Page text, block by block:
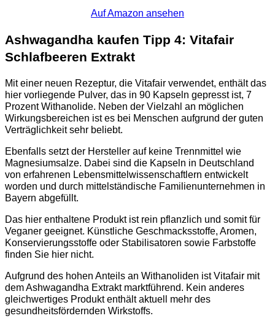
Auf Amazon ansehen
Ashwagandha kaufen Tipp 4: Vitafair
Schlafbeeren Extrakt
Mit einer neuen Rezeptur, die Vitafair verwendet, enthält das
hier vorliegende Pulver, das in 90 Kapseln gepresst ist, 7
Prozent Withanolide. Neben der Vielzahl an möglichen
Wirkungsbereichen ist es bei Menschen aufgrund der guten
Verträglichkeit sehr beliebt.
Ebenfalls setzt der Hersteller auf keine Trennmittel wie
Magnesiumsalze. Dabei sind die Kapseln in Deutschland
von erfahrenen Lebensmittelwissenschaftlern entwickelt
worden und durch mittelständische Familienunternehmen in
Bayern abgefüllt.
Das hier enthaltene Produkt ist rein pflanzlich und somit für
Veganer geeignet. Künstliche Geschmacksstoffe, Aromen,
Konservierungsstoffe oder Stabilisatoren sowie Farbstoffe
finden Sie hier nicht.
Aufgrund des hohen Anteils an Withanoliden ist Vitafair mit
dem Ashwagandha Extrakt marktführend. Kein anderes
gleichwertiges Produkt enthält aktuell mehr des
gesundheitsfördernden Wirkstoffs.